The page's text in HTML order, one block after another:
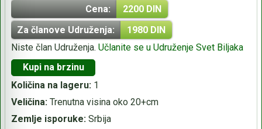
Cena:
2200 DIN
Za članove Udruženja:
1980 DIN
Niste član Udruženja. Učlanite se u Udruženje Svet Biljaka
Kupi na brzinu
Količina na lageru: 1
Veličina: Trenutna visina oko 20+cm
Zemlje isporuke: Srbija